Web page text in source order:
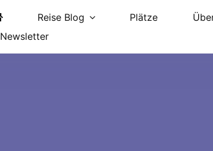
Reise Blog Plätze
Newsletter